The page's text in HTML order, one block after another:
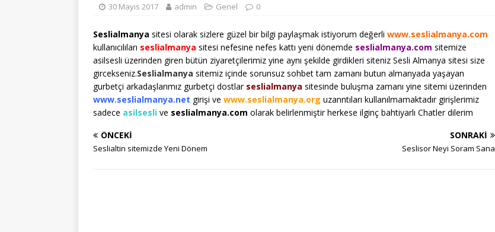
30 Mayıs 2017 admin Genel 0
Seslialmanya sitesi olarak sizlere güzel bir bilgi paylaşmak istiyorum değerli www.seslialmanya.com
kullanıcılıları seslialmanya sitesi nefesine nefes kattı yeni dönemde seslialmanya.com sitemize
asilsesli üzerinden giren bütün ziyaretçilerimiz yine aynı şekilde girdikleri siteniz Sesli Almanya sitesi size
gircekseniz.Seslialmanya sitemiz içinde sorunsuz sohbet tam zamanı butun almanyada yaşayan
gurbetçi arkadaşlarımız gurbetçi dostlar seslialmanya sitesinde buluşma zamanı yine sitemi üzerinden
www.seslialmanya.net girişi ve www.seslialmanya.org uzanntıları kullanılmamaktadır girişlerimiz
sadece asilsesli ve seslialmanya.com olarak belirlenmiştir herkese ilginç bahtiyarlı Chatler dilerim
ÖNCEKI
Seslialtin sitemizde Yeni Dönem
SONRAKI
Seslisor Neyi Soram Sana